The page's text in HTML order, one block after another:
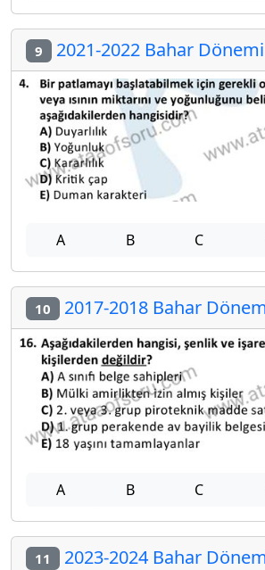
9 2021-2022 Bahar Dönemi
A B C
10 2017-2018 Bahar
A B C
11 2023-2024 Bahar